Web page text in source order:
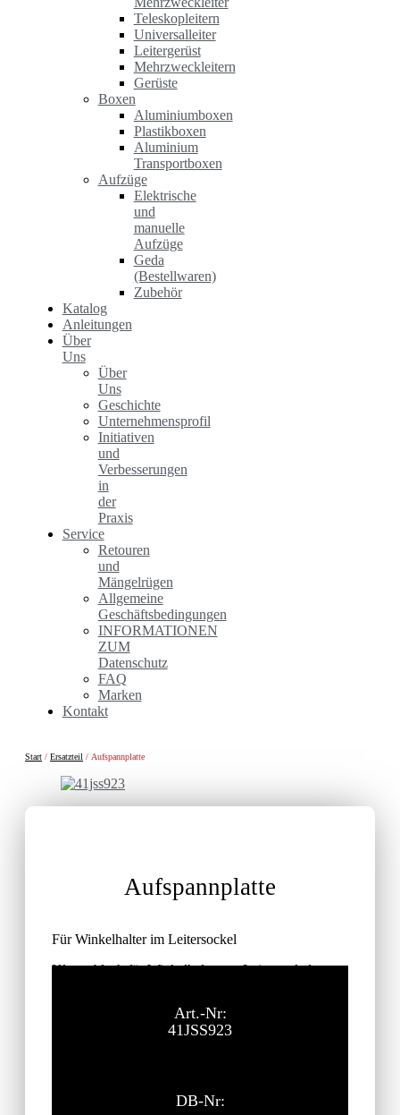
Teleskopleitern
Universalleiter
Leitergerüst
Mehrzweckleitern
Gerüste
Boxen
Aluminiumboxen
Plastikboxen
Aluminium
Transportboxen
Aufzüge
Elektrische
und
manuelle
Aufzüge
Geda
(Bestellwaren)
Zubehör
Katalog
Anleitungen
Über
Uns
Über
Uns
Geschichte
Unternehmensprofil
Initiativen
und
Verbesserungen
in
der
Praxis
Service
Retouren
und
Mängelrügen
Allgemeine
Geschäftsbedingungen
INFORMATIONEN
ZUM
Datenschutz
FAQ
Marken
Kontakt
Start / Ersatzteil / Aufspannplatte
Aufspannplatte
Für Winkelhalter im Leitersockel
Klemmblech für Winkelhalter am Leitersockel.
Art.-Nr:
41JSS923
DB-Nr: